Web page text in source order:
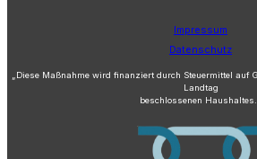
Impressum
Datenschutz
„Diese Maßnahme wird finanziert durch Steuermittel auf
Landtag
beschlossenen